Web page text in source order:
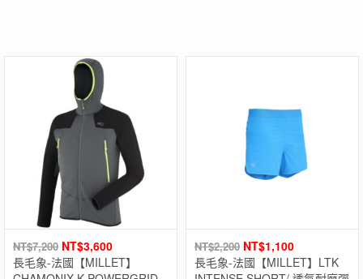
NT$7,200 NT$3,600
長毛象-法國【MILLET】
NT$2,200 NT$1,100
長毛象-法國【MILLET】LTK